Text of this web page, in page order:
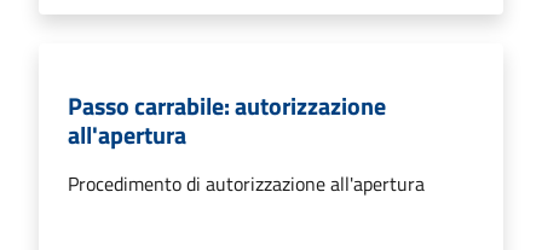
Passo carrabile: autorizzazione
all'apertura
Procedimento di autorizzazione all'apertura